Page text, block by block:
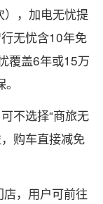
，加电无忧提
无忧含10年免
覆盖6年或15万
不选择“商旅无
购车直接减免
，用户可前往